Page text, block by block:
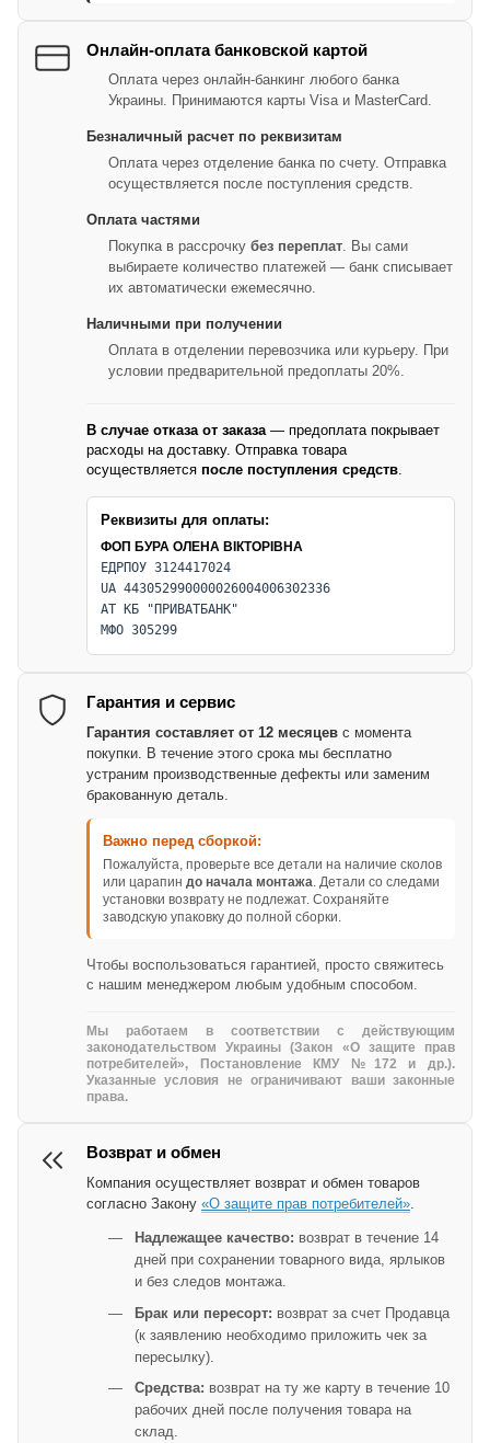
Онлайн-оплата банковской картой
Оплата через онлайн-банкинг любого банка
Украины. Принимаются карты Visa и MasterCard.
Безналичный расчет по реквизитам
Оплата через отделение банка по счету. Отправка
осуществляется после поступления средств.
Оплата частями
Покупка в рассрочку без переплат. Вы сами
выбираете количество платежей — банк списывает
их автоматически ежемесячно.
Наличными при получении
Оплата в отделении перевозчика или курьеру. При
условии предварительной предоплаты 20%.
В случае отказа от заказа— предоплата покрывает
расходы на доставку. Отправка товара
осуществляется после поступления средств.
Реквизиты для оплаты:
ФОП БУРА ОЛЕНА ВІКТОРІВНА
ЕДРПОУ 3124417024
UA 443052990000026004006302336
АТ КБ "ПРИВАТБАНК"
МФО 305299
Гарантия и сервис
Гарантия составляет от 12 месяцев с момента
покупки. В течение этого срока мы бесплатно
устраним производственные дефекты или заменим
бракованную деталь.
Важно перед сборкой:
Пожалуйста, проверьте все детали на наличие сколов
или царапин до начала монтажа. Детали со следами
установки возврату не подлежат. Сохраняйте
заводскую упаковку до полной сборки.
Чтобы воспользоваться гарантией, просто свяжитесь
с нашим менеджером любым удобным способом.
Мы работаем в соответствии с действующим
законодательством Украины (Закон «О защите прав
потребителей», Постановление КМУ №172 и др.).
Указанные условия не ограничивают ваши законные
права.
Возврат и обмен
Компания осуществляет возврат и обмен товаров
согласно Закону «О защите прав потребителей».
Надлежащее качество: возврат в течение 14
дней при сохранении товарного вида, ярлыков
и без следов монтажа.
Брак или пересорт: возврат за счет Продавца
(к заявлению необходимо приложить чек за
пересылку).
Средства: возврат на ту же карту в течение 10
рабочих дней после получения товара на
склад.